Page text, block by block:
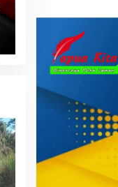
Kabupaten
Di Hukum & Kriminal,